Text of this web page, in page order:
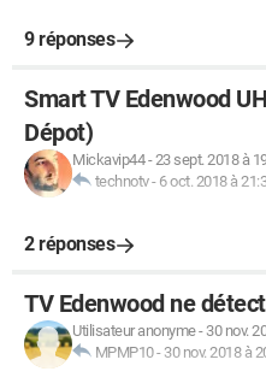
9 réponses
Smart TV Edenwood
Dépot)
Mickavip44-23 sept. 2018 à
technotv- 6 oct. 2018 à
2 réponses
TV Edenwood ne
Utilisateur anonyme- 30 nov.
MPMP10- 30 nov. 2018 à